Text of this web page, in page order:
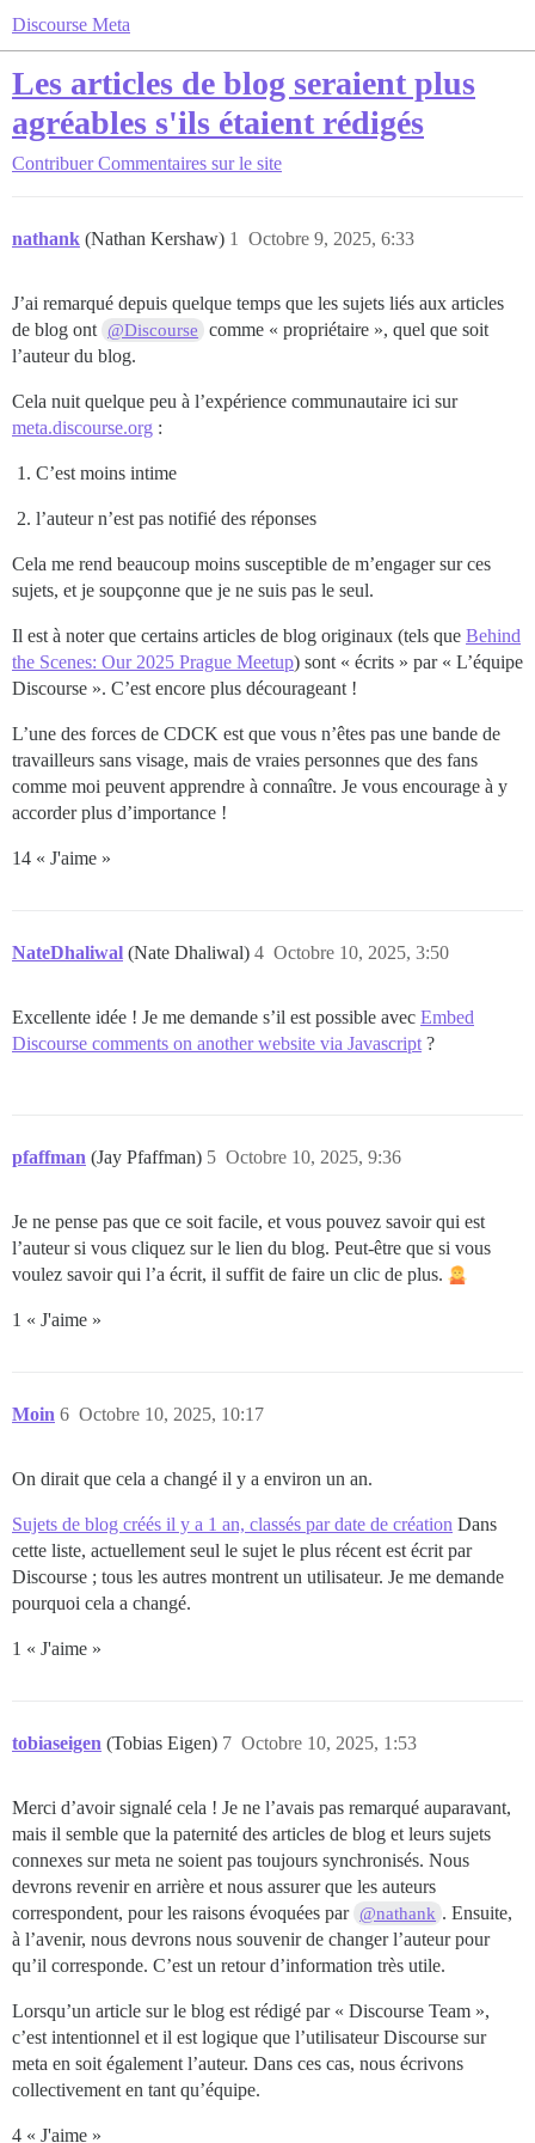
Discourse Meta
Les articles de blog seraient plus
agréables s'ils étaient rédigés
Contribuer Commentaires sur le site
nathank (Nathan Kershaw) Octobre 9, 2025, 6:33
1
J’ai remarqué depuis quelque temps que les sujets liés aux articles
de blog ont @Discourse
comme « propriétaire », quel que soit
l’auteur du blog.
Cela nuit quelque peu à l’expérience communautaire ici sur
meta.discourse.org :
C’est moins intime
l’auteur n’est pas notifié des réponses
Cela me rend beaucoup moins susceptible de m’engager sur ces
sujets, et je soupçonne que je ne suis pas le seul.
Il est à noter que certains articles de blog originaux (tels que Behind
the Scenes: Our 2025 Prague Meetup) sont « écrits » par « L’équipe
Discourse ». C’est encore plus décourageant !
L’une des forces de CDCK est que vous n’êtes pas une bande de
travailleurs sans visage, mais de vraies personnes que des fans
comme moi peuvent apprendre à connaître. Je vous encourage à y
accorder plus d’importance !
14 « J'aime »
NateDhaliwal (Nate Dhaliwal) Octobre 10, 2025, 3:50
4
Excellente idée ! Je me demande s’il est possible avec Embed
Discourse comments on another website via Javascript ?
pfaffman (Jay Pfaffman) Octobre 10, 2025, 9:36
5
Je ne pense pas que ce soit facile, et vous pouvez savoir qui est
l’auteur si vous cliquez sur le lien du blog. Peut-être que si vous
voulez savoir qui l’a écrit, il suffit de faire un clic de plus.
1 « J'aime »
Moin Octobre 10, 2025, 10:17
6
On dirait que cela a changé il y a environ un an.
Sujets de blog créés il y a 1 an, classés par date de création Dans
cette liste, actuellement seul le sujet le plus récent est écrit par
Discourse ; tous les autres montrent un utilisateur. Je me demande
pourquoi cela a changé.
1 « J'aime »
tobiaseigen (Tobias Eigen) Octobre 10, 2025, 1:53
7
Merci d’avoir signalé cela ! Je ne l’avais pas remarqué auparavant,
mais il semble que la paternité des articles de blog et leurs sujets
connexes sur meta ne soient pas toujours synchronisés. Nous
devrons revenir en arrière et nous assurer que les auteurs
correspondent, pour les raisons évoquées par @nathank . Ensuite,
à l’avenir, nous devrons nous souvenir de changer l’auteur pour
qu’il corresponde. C’est un retour d’information très utile.
Lorsqu’un article sur le blog est rédigé par « Discourse Team »,
c’est intentionnel et il est logique que l’utilisateur Discourse sur
meta en soit également l’auteur. Dans ces cas, nous écrivons
collectivement en tant qu’équipe.
4 « J'aime »